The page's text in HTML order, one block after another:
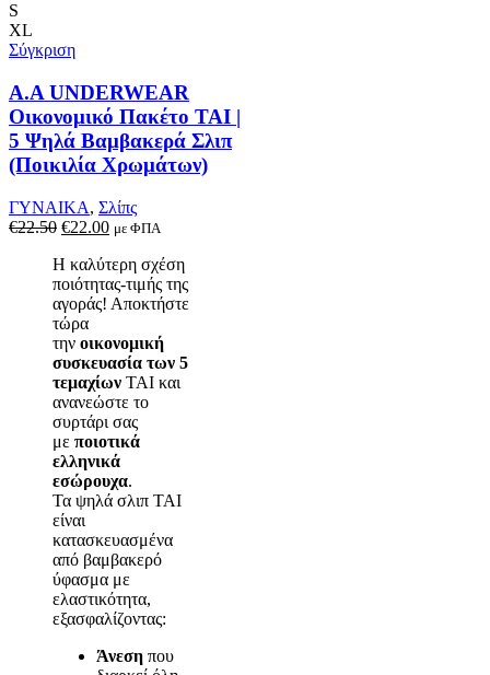
S
XL
Σύγκριση
A.A UNDERWEAR
Οικονομικό Πακέτο TAI |
5 Ψηλά Βαμβακερά Σλιπ
(Ποικιλία Χρωμάτων)
ΓΥΝΑΙΚΑ, Σλίπς
€22.50 Original
was:
€22.50.
€22.00Η
τιμή
είναι:
€22.00.
με ΦΠΑ
Η καλύτερη σχέση
ποιότητας-τιμής της
αγοράς! Αποκτήστε
τώρα
την οικονομική
συσκευασία των 5
τεμαχίων TAI και
ανανεώστε το
συρτάρι σας
με ποιοτικά
ελληνικά
εσώρουχα.
Τα ψηλά σλιπ TAI
είναι
κατασκευασμένα
από βαμβακερό
ύφασμα με
ελαστικότητα,
εξασφαλίζοντας:
Άνεση που